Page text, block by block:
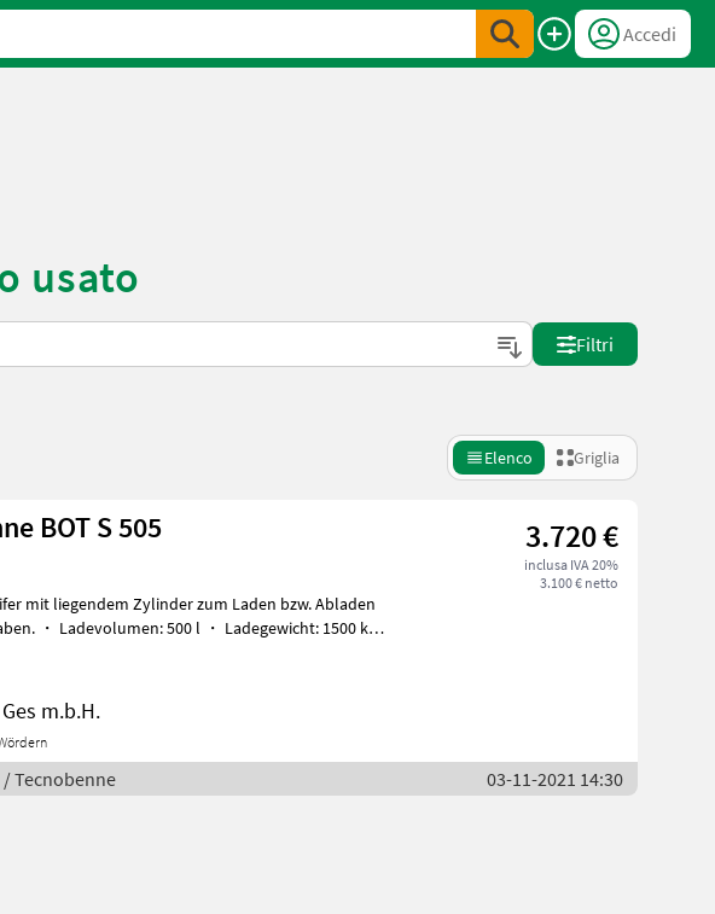
Accedi
usato
Filtri
Elenco Griglia
BOT S 505 3.720 €
inclusa IVA 20%
3.100 € netto
mit liegendem Zylinder zum Laden bzw. Abladen
1500 kg
m.b.H.
Tecnobenne 03-11-2021 14:30